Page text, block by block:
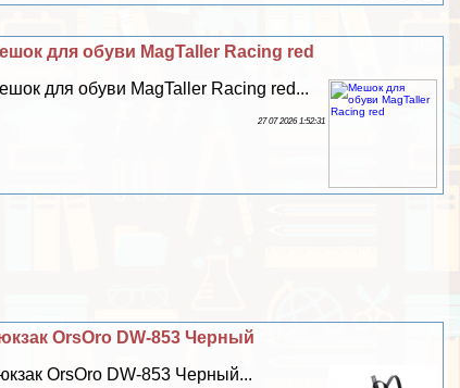
для обуви MagTaller Racing red
для обуви MagTaller Racing red...
27 07 2026 1:52:31
OrsOro DW-853 Черный
OrsOro DW-853 Черный...